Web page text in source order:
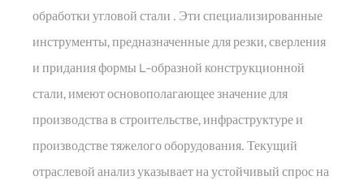
обработки угловой стали . Эти специализированные
инструменты, предназначенные для резки, сверления
и придания формы L-образной конструкционной
стали, имеют основополагающее значение для
производства в строительстве, инфраструктуре и
производстве тяжелого оборудования. Текущий
отраслевой анализ указывает на устойчивый спрос на